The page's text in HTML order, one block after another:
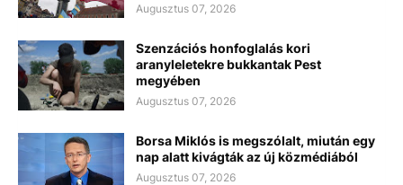
Augusztus 07, 2026
Szenzációs honfoglalás kori
aranyleletekre bukkantak Pest
megyében
Augusztus 07, 2026
Borsa Miklós is megszólalt, miután egy
nap alatt kivágták az új közmédiából
Augusztus 07, 2026